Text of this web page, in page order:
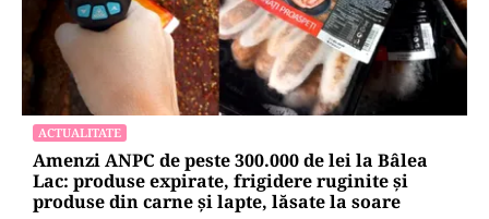
ACTUALITATE
Amenzi ANPC de peste 300.000 de lei la Bâlea
Lac: produse expirate, frigidere ruginite și
produse din carne și lapte, lăsate la soare